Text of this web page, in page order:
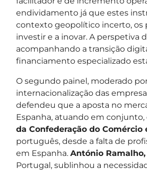
endividamento já que estes
contexto geopolítico incerto, os
investir e a inovar. A perspetiva
acompanhando a transição
financiamento especializado
O segundo painel, moderado
internacionalização das
defendeu que a aposta no
Espanha, atuando em
da Confederação do Comércio
português, desde a falta de
em Espanha.António
Portugal, sublinhou a